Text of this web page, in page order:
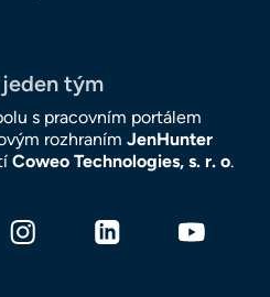
tým
s pracovním portálem
rozhraním JenHunter
Coweo Technologies, s. r. o.